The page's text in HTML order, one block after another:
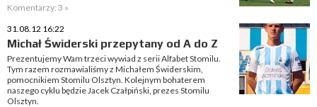
Komentarzy: 3 »
31.08.12 16:22
Michał Świderski przepytany od A do Z
Prezentujemy Wam trzeci wywiad z serii Alfabet Stomilu.
Tym razem rozmawialiśmy z Michałem Świderskim,
pomocnikiem Stomilu Olsztyn. Kolejnym bohaterem
naszego cyklu będzie Jacek Czałpiński, prezes Stomilu
Olsztyn.